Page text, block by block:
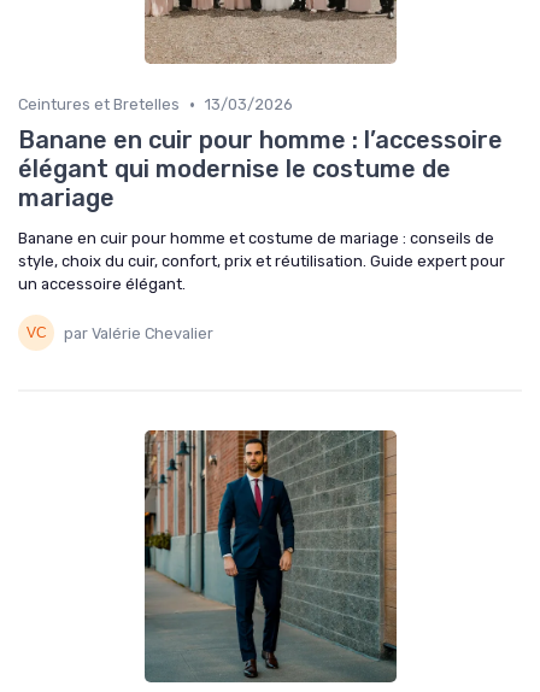
Ceintures et Bretelles • 13/03/2026
Banane en cuir pour homme : l’accessoire
élégant qui modernise le costume de
mariage
Banane en cuir pour homme et costume de mariage : conseils de
style, choix du cuir, confort, prix et réutilisation. Guide expert pour
un accessoire élégant.
par Valérie Chevalier